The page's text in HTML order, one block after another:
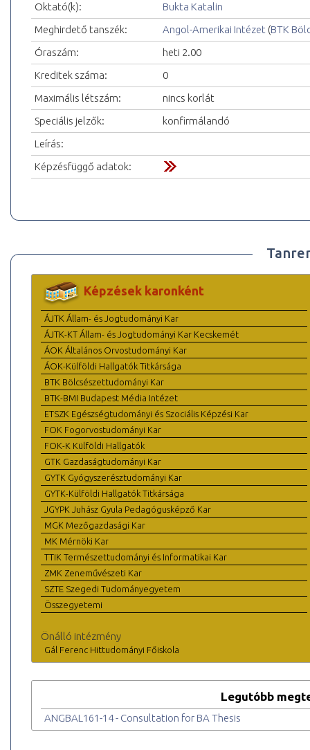
Oktató(k):
Bukta Katalin
Meghirdető tanszék:
Angol-Amerikai Intézet (BTK
Óraszám:
heti 2.00
Kreditek száma:
0
Maximális létszám:
nincs korlát
Speciális jelzők:
konfirmálandó
Leírás:
Képzésfüggő adatok:
Képzések karonként
ÁJTK Állam- és Jogtudományi Kar
ÁJTK-KT Állam- és Jogtudományi Kar Kecskemét
ÁOK Általános Orvostudományi Kar
ÁOK-Külföldi Hallgatók Titkársága
BTK Bölcsészettudományi Kar
BTK-BMI Budapest Média Intézet
ETSZK Egészségtudományi és Szociális Képzési Kar
FOK Fogorvostudományi Kar
FOK-K Külföldi Hallgatók
GTK Gazdaságtudományi Kar
GYTK Gyógyszerésztudományi Kar
GYTK-Külföldi Hallgatók Titkársága
JGYPK Juhász Gyula Pedagógusképző Kar
MGK Mezőgazdasági Kar
MK Mérnöki Kar
TTIK Természettudományi és Informatikai Kar
ZMK Zeneművészeti Kar
SZTE Szegedi Tudományegyetem
Összegyetemi
Önálló intézmény
Gál Ferenc Hittudományi Főiskola
Legutóbb
ANGBAL161-14 - Consultation for BA Thesis